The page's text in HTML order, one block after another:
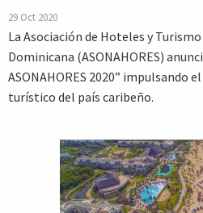
29 Oct 2020
La Asociación de Hoteles y
Dominicana (ASONAHORES)
ASONAHORES 2020” impulsando
turístico del país caribeño.